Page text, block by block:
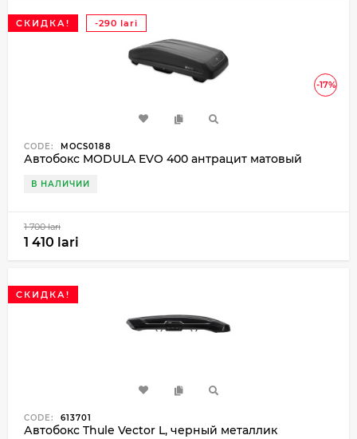
-17%
СКИДКА! -290 lari
CODE: MOCS0188
Автобокс MODULA EVO 400 антрацит матовый
В НАЛИЧИИ
1 700 lari
1 410 lari
СКИДКА!
CODE: 613701
Автобокс Thule Vector L, черный металлик